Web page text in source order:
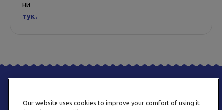
ни
тук.
Our website uses cookies to improve your comfort of using it